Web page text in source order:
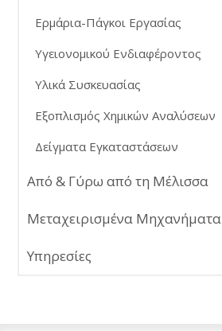
Ερμάρια-Πάγκοι Εργασίας
Υγειονομικού Ενδιαφέροντος
Υλικά Συσκευασίας
Εξοπλισμός Χημικών Αναλύσεων
Δείγματα Εγκαταστάσεων
Από & Γύρω από τη Μέλισσα
Μεταχειρισμένα Μηχανήματα
Υπηρεσίες